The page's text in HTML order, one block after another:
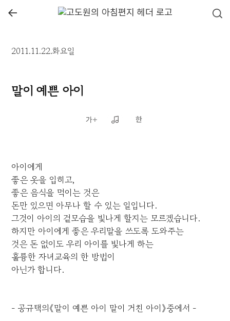
←
2011.11.22.화요일
말이 예쁜 아이
아이에게
좋은 옷을 입히고,
좋은 음식을 먹이는 것은
돈만 있으면 아무나 할 수 있는 일입니다.
그것이 아이의 겉모습을 빛나게 할지는 모르겠습니다.
하지만 아이에게 좋은 우리말을 쓰도록 도와주는
것은 돈 없이도 우리 아이를 빛나게 하는
훌륭한 자녀교육의 한 방법이
아닌가 합니다.
- 공규택의《말이 예쁜 아이 말이 거친 아이》중에서 -